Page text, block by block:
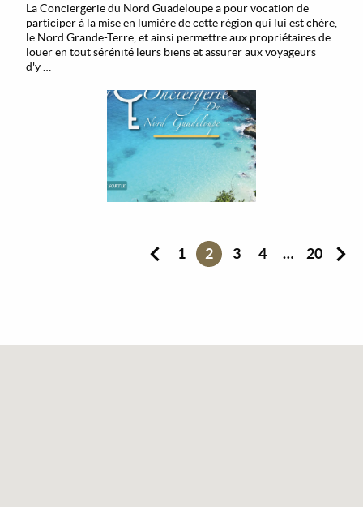
La Conciergerie du Nord Guadeloupe a pour vocation de
participer à la mise en lumière de cette région qui lui est chère,
le Nord Grande-Terre, et ainsi permettre aux propriétaires de
louer en tout sérénité leurs biens et assurer aux voyageurs
d'y …
1 2 3 4 … 20